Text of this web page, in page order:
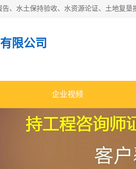
限公司
企业视频